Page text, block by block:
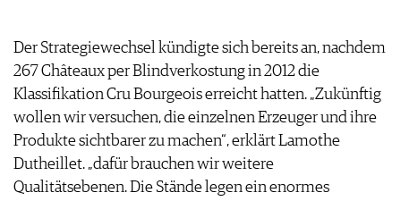
TRINKREIFETABELLE
Der Strategiewechsel kündigte sich bereits an, nachdem
267 Châteaux per Blindverkostung in 2012 die
Klassifikation Cru Bourgeois erreicht hatten. „Zukünftig
wollen wir versuchen, die einzelnen Erzeuger und ihre
Produkte sichtbarer zu machen“, erklärt Lamothe
Dutheillet. „dafür brauchen wir weitere
Qualitätsebenen. Die Stände legen ein enormes